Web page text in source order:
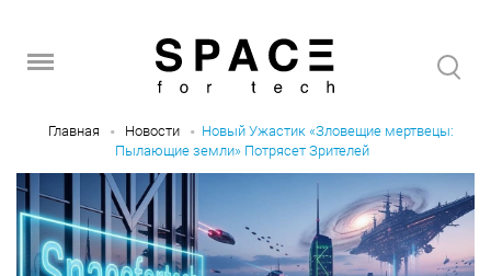
Главная Новости
Новый Ужастик «Зловещие мертвецы:
Пылающие земли» Потрясет Зрителей